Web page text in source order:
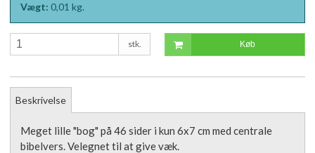
Vægt: 0,01 kg.
stk. Køb
Beskrivelse
Meget lille "bog" på 46 sider i kun 6x7 cm med centrale
bibelvers. Velegnet til at give væk.